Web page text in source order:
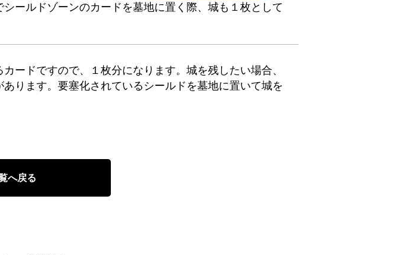
ールドゾーンのカードを墓地に置く際、城も１枚として
ードですので、１枚分になります。城を残したい場合、
ります。要塞化されているシールドを墓地に置いて城を
へ戻る